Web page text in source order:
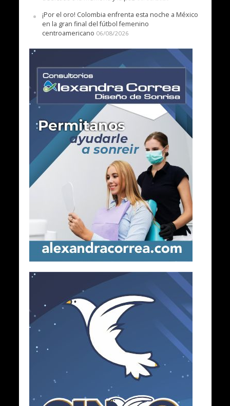
¡Por el oro! Colombia enfrenta esta noche a México
en la gran final del fútbol femenino
centroamericano 06/08/2026